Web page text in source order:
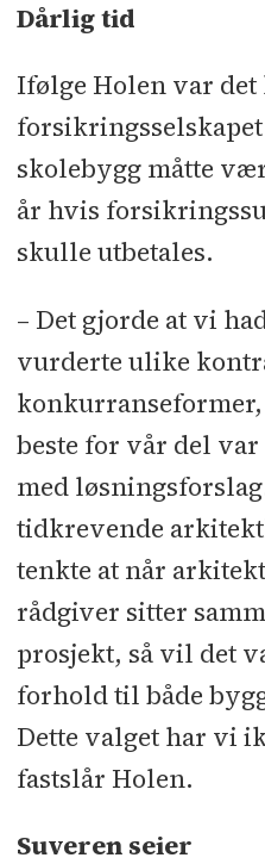
Dårlig tid
Ifølge Holen var
skolebygg måtte
år hvis
skulle utbetales.
– Det gjorde at vi
vurderte ulike
beste for vår del
med
tidkrevende
tenkte at når
rådgiver sitter
prosjekt, så vil det
forhold til både
Dette valget har vi
fastslår Holen.
Suveren seier